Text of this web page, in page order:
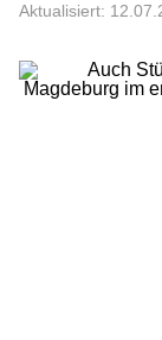
Aktualisiert: